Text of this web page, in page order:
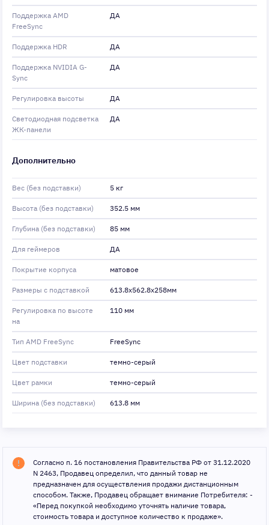
Поддержка AMD
FreeSync
ДА
Поддержка HDR ДА
Поддержка NVIDIA G-
Sync
ДА
Регулировка высоты ДА
Светодиодная подсветка
ЖК-панели
ДА
Дополнительно
Вес (без подставки) 5 кг
Высота (без подставки) 352.5 мм
Глубина (без подставки) 85 мм
Для геймеров ДА
Покрытие корпуса матовое
Размеры с подставкой 613.8x562.8x258мм
Регулировка по высоте
на
110 мм
Тип AMD FreeSync FreeSync
Цвет подставки темно-серый
Цвет рамки темно-серый
Ширина (без подставки) 613.8 мм
Согласно п. 16 постановления Правительства РФ от 31.12.2020
N 2463, Продавец определил, что данный товар не
предназначен для осуществления продажи дистанционным
способом. Также, Продавец обращает внимание Потребителя: -
«Перед покупкой необходимо уточнять наличие товара,
стоимость товара и доступное количество к продаже».